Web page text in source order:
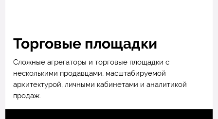
Торговые площадки
Сложные агрегаторы и торговые площадки с
несколькими продавцами, масштабируемой
архитектурой, личными кабинетами и аналитикой
продаж.